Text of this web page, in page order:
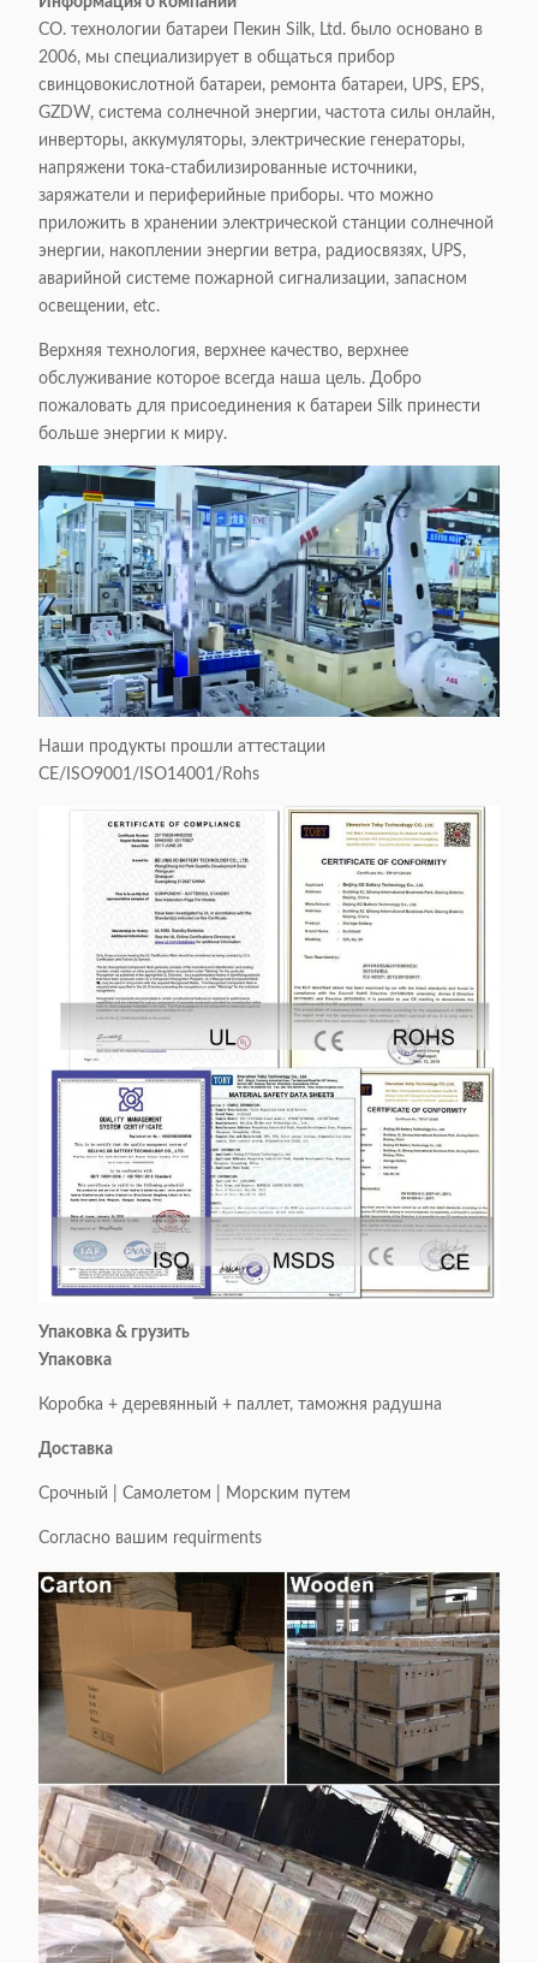
CO. технологии батареи Пекин Silk, Ltd. было основано в
2006, мы специализирует в общаться прибор
свинцовокислотной батареи, ремонта батареи, UPS, EPS,
GZDW, система солнечной энергии, частота силы онлайн,
инверторы, аккумуляторы, электрические генераторы,
напряжени тока-стабилизированные источники,
заряжатели и периферийные приборы. что можно
приложить в хранении электрической станции солнечной
энергии, накоплении энергии ветра, радиосвязях, UPS,
аварийной системе пожарной сигнализации, запасном
освещении, etc.
Верхняя технология, верхнее качество, верхнее
обслуживание которое всегда наша цель. Добро
пожаловать для присоединения к батареи Silk принести
больше энергии к миру.
Наши продукты прошли аттестации
CE/ISO9001/ISO14001/Rohs
Упаковка & грузить
Упаковка
Коробка + деревянный + паллет, таможня радушна
Доставка
Срочный | Самолетом | Морским путем
Согласно вашим requirments